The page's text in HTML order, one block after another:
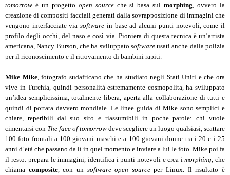
tomorrow è un progetto open sourceche si basa sulmorphing , ovvero la
creazione di compositi facciali generati dalla sovrapposizione di immagini che
vengono interfacciate viasoftware in base ad alcuni punti notevoli, come il
profilo degli occhi, del naso e così via. Pioniera di questa tecnica è un’artista
americana, Nancy Burson, che ha sviluppato softwareusati anche dalla polizia
per il riconoscimento e il ritrovamento di bambini rapiti.
Mike Mike, fotografo sudafricano che ha studiato negli Stati Uniti e che ora
vive in Turchia, quindi personalità estremamente cosmopolita, ha sviluppato
un’idea semplicissima, totalmente libera, aperta alla collaborazione di tutti e
quindi di portata davvero mondiale. Le linee guida di Mike sono semplici e
chiare, reperibili dal suo sito e riassumibili in poche parole: chi vuole
cimentarsi con The face of tomorrow deve scegliere un luogo qualsiasi, scattare
100 foto frontali a 100 giovani maschi e a 100 giovani donne tra i 20 e i 25
anni d’età che passano da lì in quel momento e inviare a lui le foto. Mike poi fa
il resto: prepara le immagini, identifica i punti notevoli e crea imorphing , che
chiama composite, con un software open sourceper Linux. Il risultato è